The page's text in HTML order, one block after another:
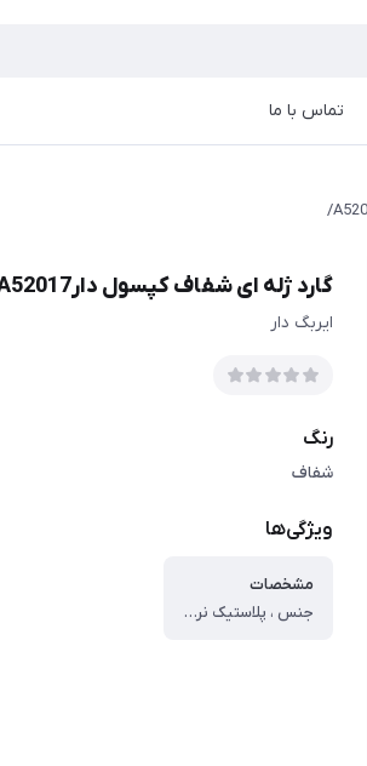
تماس با ما
گارد ژله ای شفاف کپسول دارA52017/
ایربگ دار
رنگ
شفاف
ویژگی‌ها
مشخصات
جنس ، پلاستیک نرم ، وزن ، ۳۰ گرم ، سازگار با گوشی موبایل ، ساختار ، شفاف ، سطح پوشش ، قاب پشتی ، لبه بالایی ، لبه پایینی ، لبه چپ ، لبه راست ، حفاظت از دکمه‌ها ، قابلیت‌های کیف و کاور ، مقاوم در برابر ضربه ، دسترسی آسان به درگاه ها ، لبه های برجسته برای م